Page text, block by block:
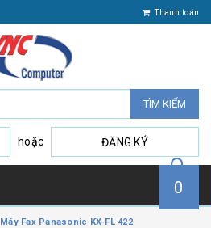
Thanh toán
TÌM KIẾM
hoặc ĐĂNG KÝ
0
Máy Fax Panasonic KX-FL 422